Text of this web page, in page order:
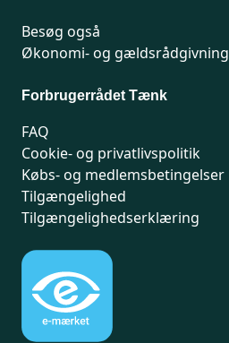
Besøg også
Økonomi- og gældsrådgivning
Forbrugerrådet Tænk
FAQ
Cookie- og privatlivspolitik
Købs- og medlemsbetingelser
Tilgængelighed
Tilgængelighedserklæring